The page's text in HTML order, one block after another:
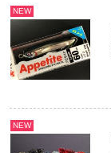
NEW
NEW